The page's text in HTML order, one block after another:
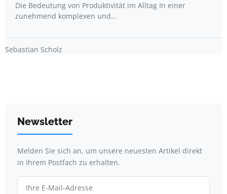
Die Bedeutung von Produktivität im Alltag In einer
zunehmend komplexen und…
Sebastian Scholz
Newsletter
Melden Sie sich an, um unsere neuesten Artikel direkt
in Ihrem Postfach zu erhalten.